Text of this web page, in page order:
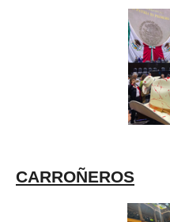
CARROÑEROS